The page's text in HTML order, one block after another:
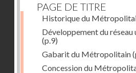
PAGE DE TITRE
Historique du
Développement du réseau
(p.9)
Gabarit du Métropolitain
Concession du